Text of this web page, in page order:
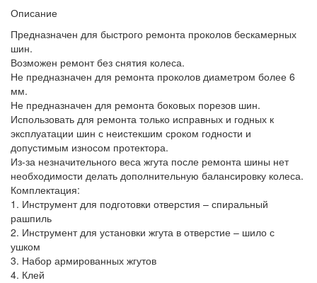
Описание
Предназначен для быстрого ремонта проколов бескамерных
шин.
Возможен ремонт без снятия колеса.
Не предназначен для ремонта проколов диаметром более 6
мм.
Не предназначен для ремонта боковых порезов шин.
Использовать для ремонта только исправных и годных к
эксплуатации шин с неистекшим сроком годности и
допустимым износом протектора.
Из-за незначительного веса жгута после ремонта шины нет
необходимости делать дополнительную балансировку колеса.
Комплектация:
1. Инструмент для подготовки отверстия – спиральный
рашпиль
2. Инструмент для установки жгута в отверстие – шило с
ушком
3. Набор армированных жгутов
4. Клей